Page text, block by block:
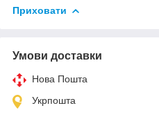
Приховати
Умови доставки
Нова Пошта
Укрпошта